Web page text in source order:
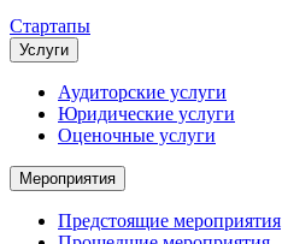
Стартапы
Услуги
Аудиторские услуги
Юридические услуги
Оценочные услуги
Мероприятия
Предстоящие мероприятия